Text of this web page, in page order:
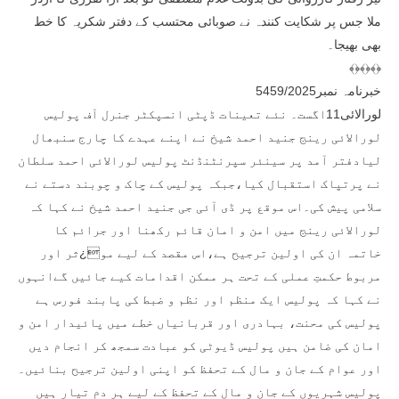
ملا جس پر شکایت کنندہ نے صوبائی محتسب کے دفتر شکریہ کا خط
بھی بھیجا۔
﴾﴿﴾﴿﴾﴿
خبرنامہ نمبر5459/2025
لورالائی11اگست۔ نئے تعینات ڈپٹی انسپکٹر جنرل آف پولیس
لورالائی رینج جنید احمد شیخ نے اپنے عہدے کا چارج سنبھال
لیادفتر آمد پر سینئر سپرنٹنڈنٹ پولیس لورالائی احمد سلطان
نے پرتپاک استقبال کیا،جبکہ پولیس کے چاک و چوبند دستے نے
سلامی پیش کی۔اس موقع پر ڈی آئی جی جنید احمد شیخ نے کہا کہ
لورالائی رینج میں امن و امان قائم رکھنا اور جرائم کا
خاتمہ ان کی اولین ترجیح ہے،اس مقصد کے لیے مو¿ثر اور
مربوط حکمتِ عملی کے تحت ہر ممکن اقدامات کیے جائیں گےانہوں
نے کہا کہ پولیس ایک منظم اور نظم و ضبط کی پابند فورس ہے
پولیس کی محنت، بہادری اور قربانیاں خطے میں پائیدار امن و
امان کی ضامن ہیں پولیس ڈیوٹی کو عبادت سمجھ کر انجام دیں
اور عوام کے جان و مال کے تحفظ کو اپنی اولین ترجیح بنائیں۔
پولیس شہریوں کے جان و مال کے تحفظ کے لیے ہر دم تیار ہیں